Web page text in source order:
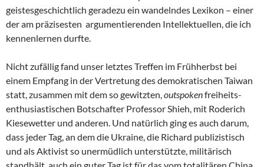
geistesgeschichtlich geradezu ein wandelndes Lexikon – einer
der am präzisesten argumentierenden Intellektuellen, die ich
kennenlernen durfte.
Nicht zufällig fand unser letztes Treffen im Frühherbst bei
einem Empfang in der Vertretung des demokratischen Taiwan
statt, zusammen mit dem so gewitzten,outspokenfreiheits-
enthusiastischen Botschafter Professor Shieh, mit Roderich
Kiesewetter und anderen. Und natürlich ging es auch darum,
dass jeder Tag, an dem die Ukraine, die Richard publizistisch
und als Aktivist so unermüdlich unterstützte, militärisch